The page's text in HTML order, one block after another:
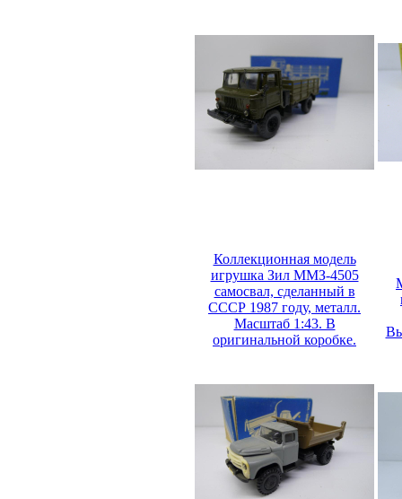
Коллекционная модель
игрушка Зил ММЗ-4505
самосвал, сделанный в
СССР 1987 году, металл.
Масштаб 1:43. В
оригинальной коробке.